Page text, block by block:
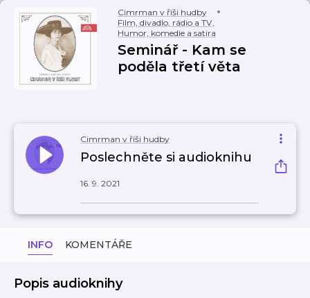
Cimrman v říši hudby
Film, divadlo, rádio a TV,
Humor, komedie a satira
Seminář - Kam se
poděla třetí věta
Cimrman v říši hudby
Poslechněte si audioknihu
16. 9. 2021
INFO KOMENTÁŘE
Popis audioknihy